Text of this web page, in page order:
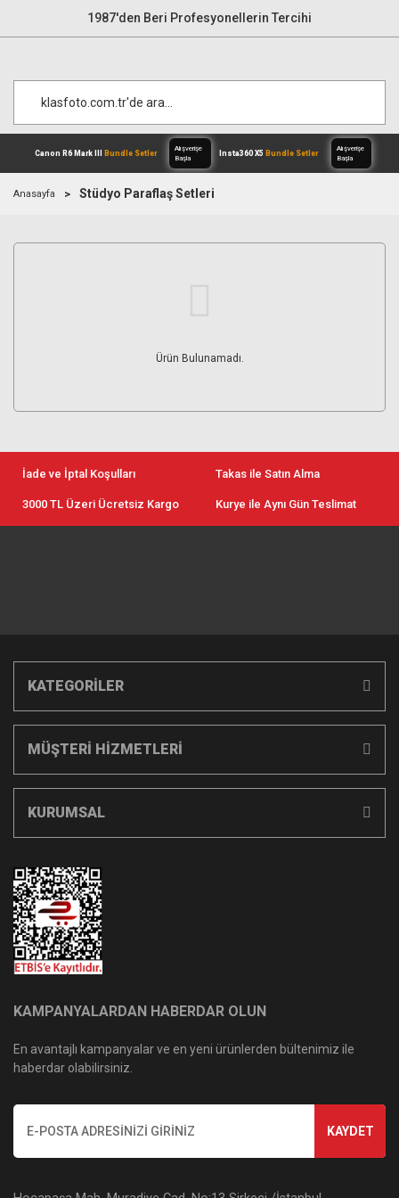
1987'den Beri Profesyonellerin Tercihi
Alışverişe
Anasayfa Stüdyo Paraflaş Setleri
Ürün Bulunamadı.
İade ve İptal Koşulları Takas ile Satın Alma
3000 TL Üzeri Ücretsiz Kargo Kurye ile Aynı Gün Teslimat
KATEGORİLER
MÜŞTERİ HİZMETLERİ
KURUMSAL
KAMPANYALARDAN HABERDAR OLUN
En avantajlı kampanyalar ve en yeni ürünlerden bültenimiz ile
haberdar olabilirsiniz.
KAYDET